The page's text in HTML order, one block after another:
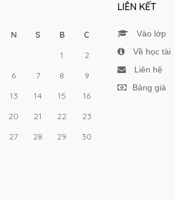
N S B C
1
2
6 7 8
9
13 14 15
16
20 21 22
23
27 28 29
30
LIÊN KẾT
Vào lớp
Về học tài
Liên hệ
Bảng giá